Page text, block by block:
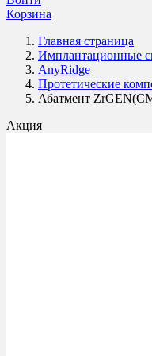
Корзина
Главная страница
Имплантационные
AnyRidge
Протетические
Абатмент
Акция